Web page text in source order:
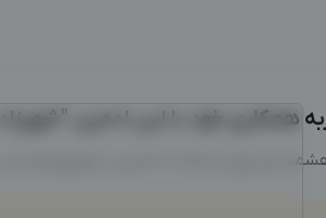
همکاری خود با این ادمین "شهرزاد
برای ارتباط با ادمین از طریق